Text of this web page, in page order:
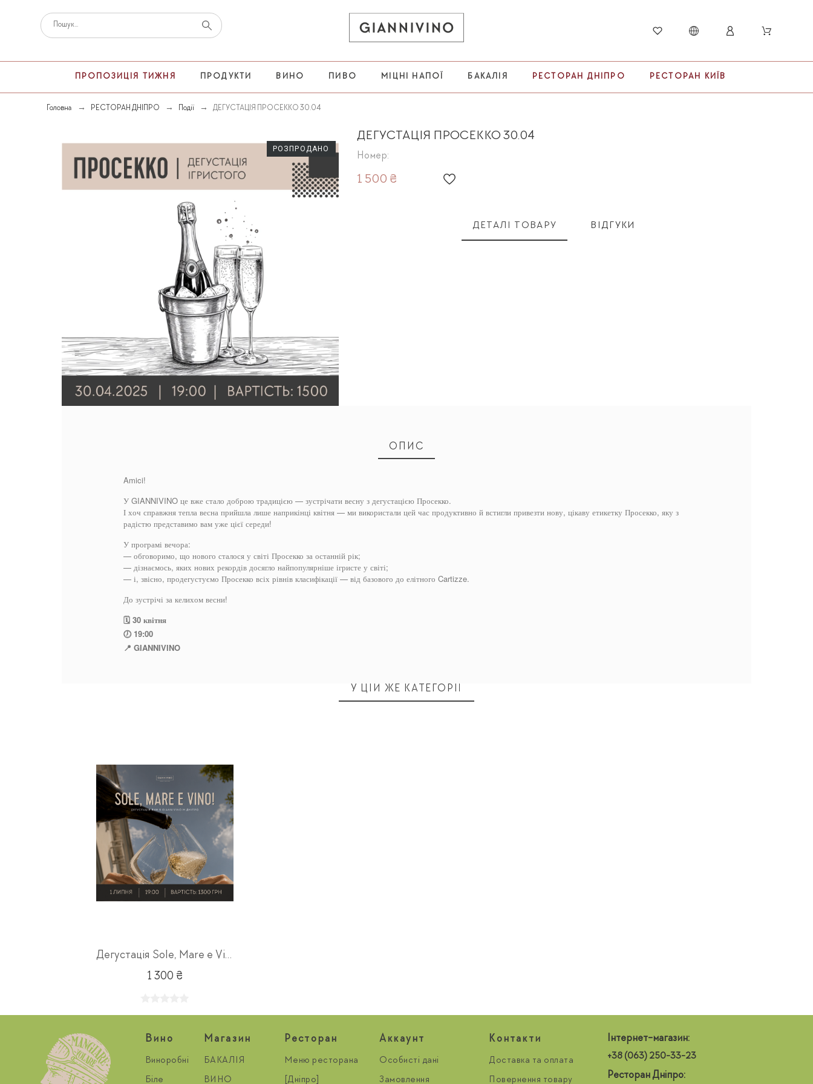
ПРОПОЗИЦІЯ ТИЖНЯ ПРОДУКТИ ВИНО ПИВО МІЦНІ НАПОЇ БАКАЛІЯ РЕСТОРАН ДНІПРО РЕСТОРАН КИЇВ
Головна РЕСТОРАН ДНІПРО Події ДЕГУСТАЦІЯ ПРОСЕККО 30.04
РОЗПРОДАНО
ДЕГУСТАЦІЯ ПРОСЕККО 30.04
Номер:
1 500 ₴
ДЕТАЛІ ТОВАРУ ВІДГУКИ
ОПИС
Amici!
У GIANNIVINO це вже стало доброю традицією — зустрічати весну з дегустацією Просекко.
І хоч справжня тепла весна прийшла лише наприкінці квітня — ми використали цей час продуктивно й встигли привезти нову, цікаву етикетку Просекко, яку з
радістю представимо вам уже цієї середи!
У програмі вечора:
— обговоримо, що нового сталося у світі Просекко за останній рік;
— дізнаємось, яких нових рекордів досягло найпопулярніше ігристе у світі;
— і, звісно, продегустуємо Просекко всіх рівнів класифікації — від базового до елітного Cartizze.
До зустрічі за келихом весни!
🗓️ 30 квітня
🕖 19:00
📍 GIANNIVINO
У ЦІЙ ЖЕ КАТЕГОРІЇ
Дегустація Sole, Mare e Vino 01.07
1 300 ₴
Вино
Виноробні
Біле
Магазин
БАКАЛІЯ
ВИНО
Ресторан
Меню ресторана
[Дніпро]
Aккаунт
Особисті дані
Замовлення
Контакти
Доставка та оплата
Повернення товару
Інтернет-магазин:
+38 (063) 250-33-23
Ресторан Дніпро: